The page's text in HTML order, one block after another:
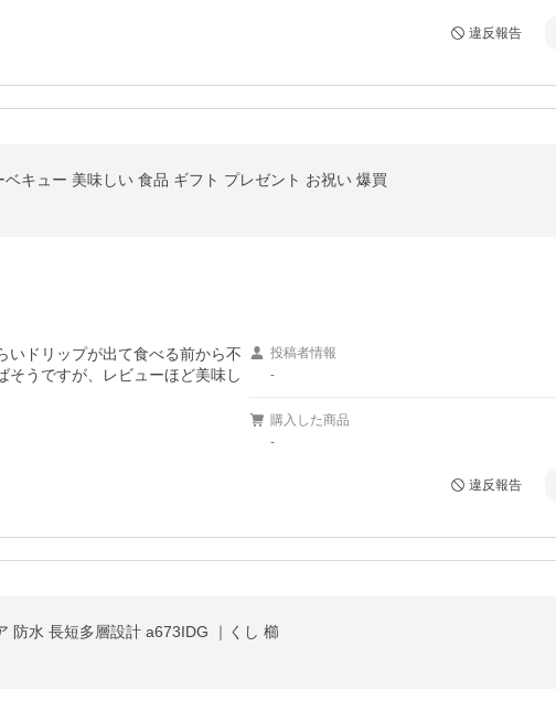
違反報告
キュー 美味しい 食品 ギフト プレゼント お祝い 爆買
いドリップが出て食べる前から不
そうですが、レビューほど美味し
投稿者情報
-
購入した商品
-
違反報告
防水 長短多層設計 a673IDG ｜くし 櫛